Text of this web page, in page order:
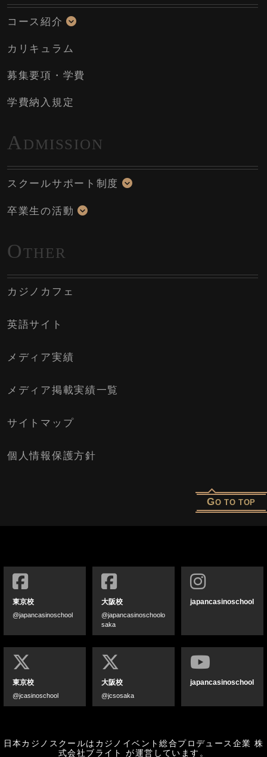
コース紹介
カリキュラム
募集要項・学費
学費納入規定
A DMISSION
スクールサポート制度
卒業生の活動
OTHER
カジノカフェ
英語サイト
メディア実績
メディア掲載実績一覧
サイトマップ
個人情報保護方針
GO TO TOP
東京校
@japancasinoschool
大阪校
@japancasinoschoolo
saka
japancasinoschool
東京校
@jcasinoschool
大阪校
@jcsosaka
japancasinoschool
日本カジノスクールはカジノイベント総合プロデュース企業 株
式会社ブライト
が運営しています。